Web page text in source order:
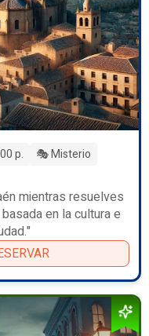
p.
🎭 Misterio
mientras resuelves
en la cultura e